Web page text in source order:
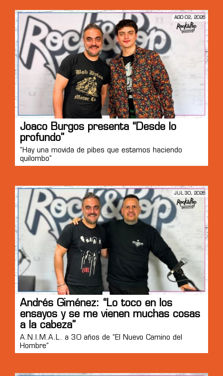
AGO 02, 2026
Joaco Burgos presenta “Desde lo
profundo”
“Hay una movida de pibes que estamos haciendo
quilombo”
JUL 30, 2026
Andrés Giménez: “Lo toco en los
ensayos y se me vienen muchas cosas
a la cabeza”
A.N.I.M.A.L. a 30 años de “El Nuevo Camino del
Hombre”